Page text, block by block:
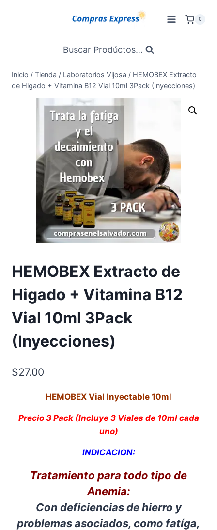
0
Buscar Prodúctos...
Inicio / Tienda / Laboratorios Vijosa / HEMOBEX Extracto
de Higado + Vitamina B12 Vial 10ml 3Pack (Inyecciones)
HEMOBEX Extracto de
Higado + Vitamina B12
Vial 10ml 3Pack
(Inyecciones)
$27.00
HEMOBEX Vial Inyectable 10ml
Precio 3 Pack (Incluye 3 Viales de 10ml cada
uno)
INDICACION:
Tratamiento para todo tipo de
Anemia:
Con deficiencias de hierro y
problemas asociados, como fatíga,